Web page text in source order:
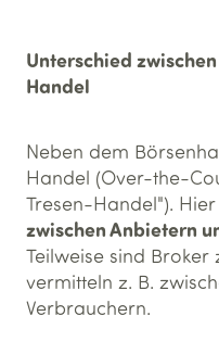
Unterschied
Handel
Neben dem
Handel (Over-the-
Tresen-Handel").
zwischen Anbietern
Teilweise sind Broker
vermitteln z. B.
Verbrauchern.